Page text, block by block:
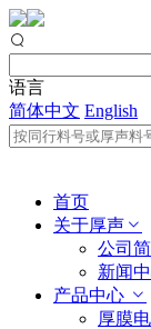
语言
简体中文 English
首页
关于厚声
公司
新闻
产品中心
厚膜